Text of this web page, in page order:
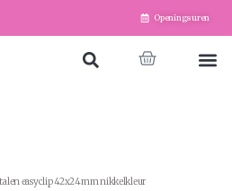
Openingsuren
easyclip 42x24mm nikkelkleur